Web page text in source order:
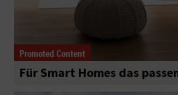
Promoted Content
Für Smart Homes das